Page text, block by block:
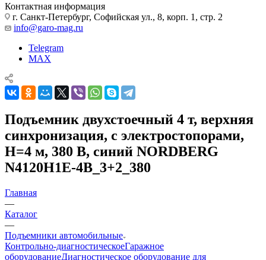
Контактная информация
г. Санкт-Петербург, Софийская ул., 8, корп. 1, стр. 2
info@garo-mag.ru
Telegram
MAX
Подъемник двухстоечный 4 т, верхняя
синхронизация, с электростопорами,
H=4 м, 380 В, синий NORDBERG
N4120H1E-4B_3+2_380
Главная
—
Каталог
—
Подъемники автомобильные
Контрольно-диагностическоеГаражное
оборудованиеДиагностическое оборудование для